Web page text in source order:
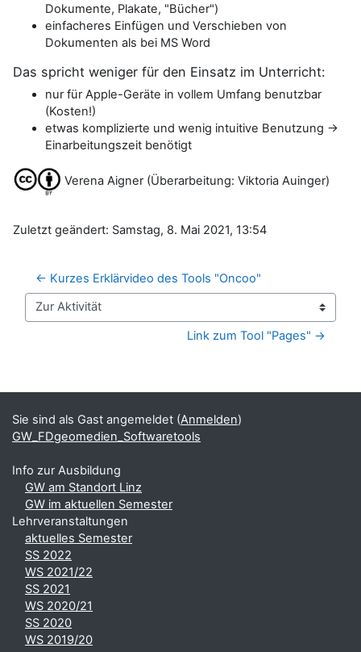
Dokumente, Plakate, "Bücher")
einfacheres Einfügen und Verschieben von
Dokumenten als bei MS Word
Das spricht weniger für den Einsatz im Unterricht:
nur für Apple-Geräte in vollem Umfang benutzbar
(Kosten!)
etwas komplizierte und wenig intuitive Benutzung ->
Einarbeitungszeit benötigt
Verena Aigner (Überarbeitung: Viktoria Auinger)
Zuletzt geändert: Samstag, 8. Mai 2021, 13:54
← Kurzes Erklärvideo des Tools "Oncoo"
Zur Aktivität
Link zum Tool "Pages" →
Ergänzungsblöcke
Sie sind als Gast angemeldet (Anmelden)
GW_FDgeomedien_Softwaretools
Info zur Ausbildung
GW am Standort Linz
GW im aktuellen Semester
Lehrveranstaltungen
aktuelles Semester
SS 2022
WS 2021/22
SS 2021
WS 2020/21
SS 2020
WS 2019/20